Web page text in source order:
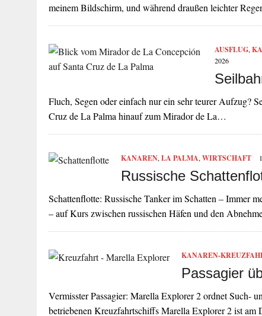
meinem Bildschirm, und während draußen leichter
AUSFLUG,
2026
Fluch, Segen oder einfach nur ein sehr teurer Aufzug?
Cruz de La Palma hinauf zum Mirador de La…
KANAREN, LA PALMA, WIRTSCHAFT
Russische
Schattenflotte: Russische Tanker im Schatten – Immer
– auf Kurs zwischen russischen Häfen und den
KANAREN-
Passagier
Vermisster Passagier: Marella Explorer 2 ordnet Such-
betriebenen Kreuzfahrtschiffs Marella Explorer 2 ist